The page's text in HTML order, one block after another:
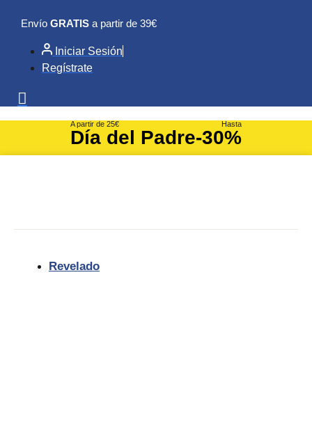
contenido
Envío GRATIS a partir de 39€
Iniciar Sesión
Regístrate
A partir de 25€
Día del Padre
Hasta
-30%
Revelado